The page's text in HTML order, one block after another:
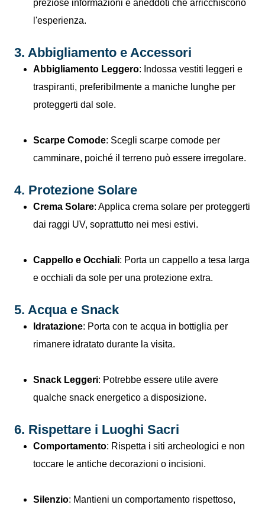
preziose informazioni e aneddoti che arricchiscono
l'esperienza.
3. Abbigliamento e Accessori
Abbigliamento Leggero: Indossa vestiti leggeri e
traspiranti, preferibilmente a maniche lunghe per
proteggerti dal sole.
Scarpe Comode: Scegli scarpe comode per
camminare, poiché il terreno può essere irregolare.
4. Protezione Solare
Crema Solare: Applica crema solare per proteggerti
dai raggi UV, soprattutto nei mesi estivi.
Cappello e Occhiali: Porta un cappello a tesa larga
e occhiali da sole per una protezione extra.
5. Acqua e Snack
Idratazione: Porta con te acqua in bottiglia per
rimanere idratato durante la visita.
Snack Leggeri: Potrebbe essere utile avere
qualche snack energetico a disposizione.
6. Rispettare i Luoghi Sacri
Comportamento: Rispetta i siti archeologici e non
toccare le antiche decorazioni o incisioni.
Silenzio: Mantieni un comportamento rispettoso,